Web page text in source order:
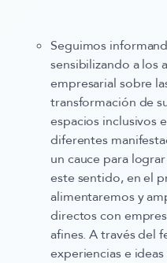
Seguimos
sensibilizando a los
empresarial sobre
transformación de
espacios inclusivos
diferentes
un cauce para
este sentido, en el
alimentaremos y
directos con
afines. A través del
experiencias e